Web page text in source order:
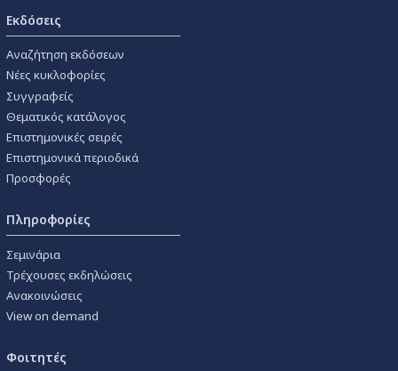
Εκδόσεις
Αναζήτηση εκδόσεων
Νέες κυκλοφορίες
Συγγραφείς
Θεματικός κατάλογος
Επιστημονικές σειρές
Επιστημονικά περιοδικά
Προσφορές
Πληροφορίες
Σεμινάρια
Τρέχουσες εκδηλώσεις
Ανακοινώσεις
View on demand
Φοιτητές